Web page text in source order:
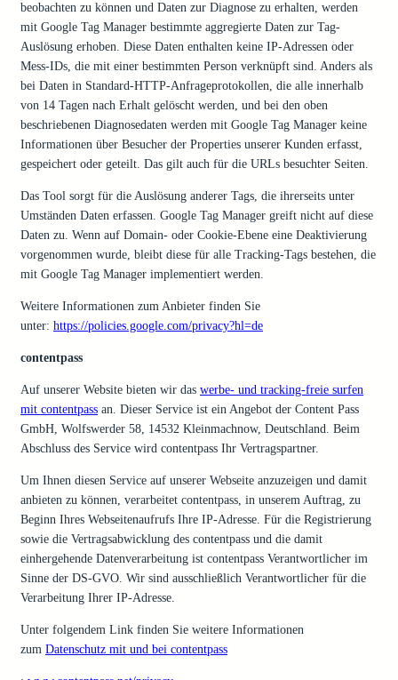
beobachten zu können und Daten zur Diagnose zu erhalten, werden
mit Google Tag Manager bestimmte aggregierte Daten zur Tag-
Auslösung erhoben. Diese Daten enthalten keine IP-Adressen oder
Mess-IDs, die mit einer bestimmten Person verknüpft sind. Anders als
bei Daten in Standard-HTTP-Anfrageprotokollen, die alle innerhalb
von 14 Tagen nach Erhalt gelöscht werden, und bei den oben
beschriebenen Diagnosedaten werden mit Google Tag Manager keine
Informationen über Besucher der Properties unserer Kunden erfasst,
gespeichert oder geteilt. Das gilt auch für die URLs besuchter Seiten.
Das Tool sorgt für die Auslösung anderer Tags, die ihrerseits unter
Umständen Daten erfassen. Google Tag Manager greift nicht auf diese
Daten zu. Wenn auf Domain- oder Cookie-Ebene eine Deaktivierung
vorgenommen wurde, bleibt diese für alle Tracking-Tags bestehen, die
mit Google Tag Manager implementiert werden.
Weitere Informationen zum Anbieter finden Sie
unter: https://policies.google.com/privacy?hl=de
contentpass
Auf unserer Website bieten wir das werbe- und tracking-freie surfen
mit contentpass an. Dieser Service ist ein Angebot der Content Pass
GmbH, Wolfswerder 58, 14532 Kleinmachnow, Deutschland. Beim
Abschluss des Service wird contentpass Ihr Vertragspartner.
Um Ihnen diesen Service auf unserer Webseite anzuzeigen und damit
anbieten zu können, verarbeitet contentpass, in unserem Auftrag, zu
Beginn Ihres Webseitenaufrufs Ihre IP-Adresse. Für die Registrierung
sowie die Vertragsabwicklung des contentpass und die damit
einhergehende Datenverarbeitung ist contentpass Verantwortlicher im
Sinne der DS-GVO. Wir sind ausschließlich Verantwortlicher für die
Verarbeitung Ihrer IP-Adresse.
Unter folgendem Link finden Sie weitere Informationen
zum Datenschutz mit und bei contentpass